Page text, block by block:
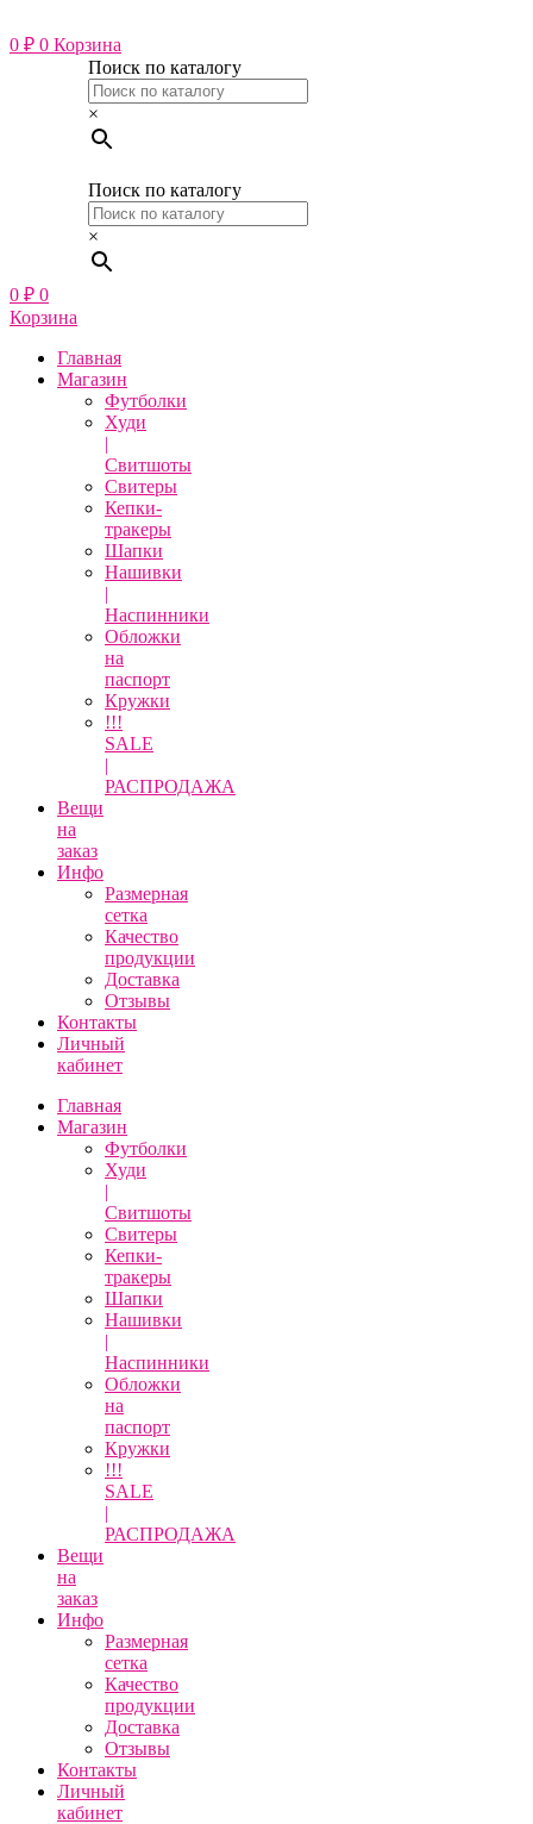
к
содержимому
0 ₽ 0 Корзина
Поиск по каталогу
×
Поиск по каталогу
×
0 ₽ 0
Корзина
Главная
Магазин
Футболки
Худи
|
Свитшоты
Свитеры
Кепки-
тракеры
Шапки
Нашивки
|
Наспинники
Обложки
на
паспорт
Кружки
!!!
SALE
|
РАСПРОДАЖА
Вещи
на
заказ
Инфо
Размерная
сетка
Качество
продукции
Доставка
Отзывы
Контакты
Личный
кабинет
Главная
Магазин
Футболки
Худи
|
Свитшоты
Свитеры
Кепки-
тракеры
Шапки
Нашивки
|
Наспинники
Обложки
на
паспорт
Кружки
!!!
SALE
|
РАСПРОДАЖА
Вещи
на
заказ
Инфо
Размерная
сетка
Качество
продукции
Доставка
Отзывы
Контакты
Личный
кабинет